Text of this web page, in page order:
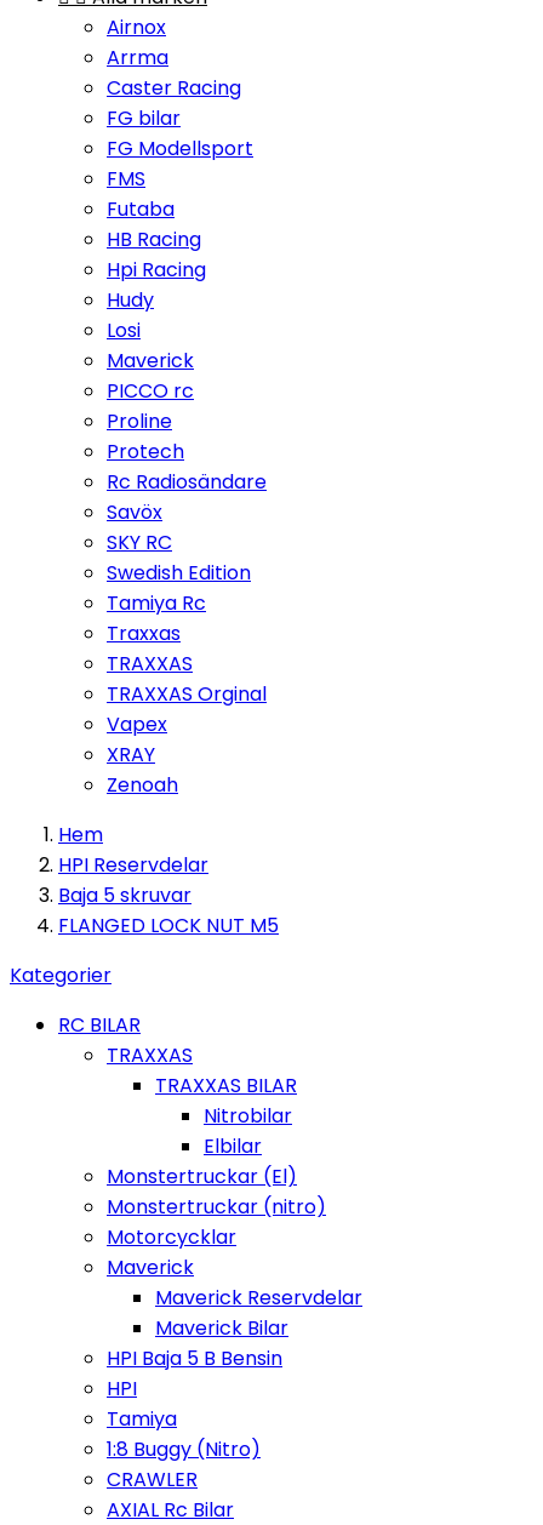
Airnox
Arrma
Caster Racing
FG bilar
FG Modellsport
FMS
Futaba
HB Racing
Hpi Racing
Hudy
Losi
Maverick
PICCO rc
Proline
Protech
Rc Radiosändare
Savöx
SKY RC
Swedish Edition
Tamiya Rc
Traxxas
TRAXXAS
TRAXXAS Orginal
Vapex
XRAY
Zenoah
Hem
HPI Reservdelar
Baja 5 skruvar
FLANGED LOCK NUT M5
Kategorier
RC BILAR
TRAXXAS
TRAXXAS BILAR
Nitrobilar
Elbilar
Monstertruckar (El)
Monstertruckar (nitro)
Motorcycklar
Maverick
Maverick Reservdelar
Maverick Bilar
HPI Baja 5 B Bensin
HPI
Tamiya
1:8 Buggy (Nitro)
CRAWLER
AXIAL Rc Bilar